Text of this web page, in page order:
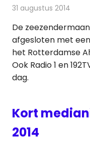
31 augustus 2014
De
afgesloten met
het Rotterdamse
Ook Radio 1 en
dag.
Kort
2014